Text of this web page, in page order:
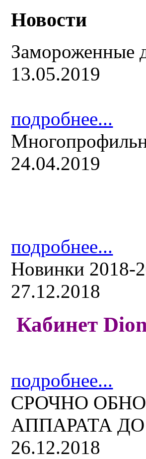
Новости
Замороженные
13.05.2019
подробнее...
24.04.2019
подробнее...
Новинки 2018-
27.12.2018
Кабинет
подробнее...
СРОЧНО
АППАРАТА ДО
26.12.2018